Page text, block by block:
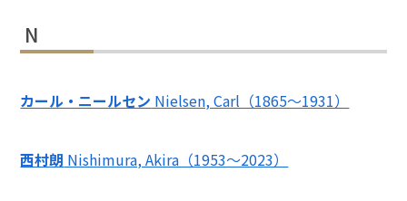
N
カール・ニールセン Nielsen, Carl（1865～1931）
西村朗 Nishimura, Akira（1953～2023）